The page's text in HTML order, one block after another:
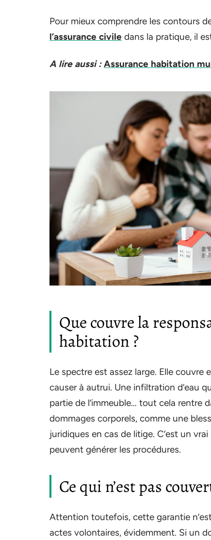
Pour mieux comprendre les contours
l’assurance civile dans la pratique, il
A lire aussi : Assurance habitation
Que couvre la
habitation ?
Le spectre est assez large. Elle
causer à autrui. Une infiltration d’eau
partie de l’immeuble… tout cela rentre
dommages corporels, comme une
juridiques en cas de litige. C’est un
peuvent générer les procédures.
Ce qui n’est pas
Attention toutefois, cette garantie
actes volontaires, évidemment. Si un